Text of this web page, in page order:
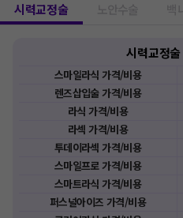
시력교정술
시력교정술
스마일라식 가격/비용
렌즈삽입술가격/비용
라식 가격/비용
라섹 가격/비용
투데이라섹 가격/비용
스마일프로가격/비용
스마트라식 가격/비용
퍼스널아이즈 가격/비용